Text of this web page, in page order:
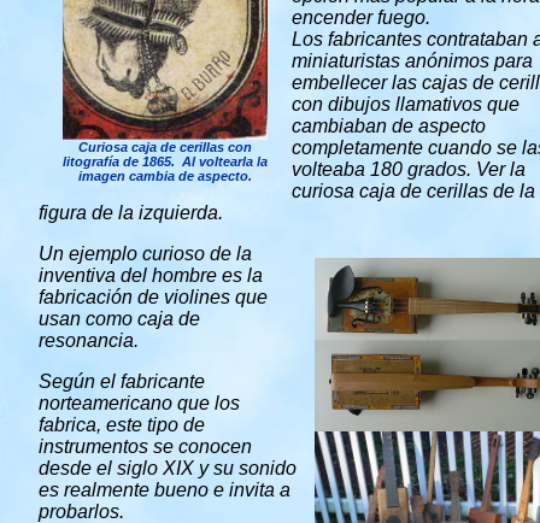
Curiosa caja de cerillas con
litografía de 1865. Al voltearla la
imagen cambia de aspecto.
encender fuego.
Los fabricantes contrataban
miniaturistas anónimos para
embellecer las cajas de
con dibujos llamativos que
cambiaban de aspecto
completamente cuando se
volteaba 180 grados. Ver la
curiosa caja de cerillas de la
figura de la izquierda.
Un ejemplo curioso de la
inventiva del hombre es la
fabricación de violines que
usan como caja de
resonancia.
Según el fabricante
norteamericano que los
fabrica, este tipo de
instrumentos se conocen
desde el siglo XIX y su sonido
es realmente bueno e invita a
probarlos.